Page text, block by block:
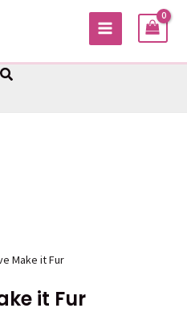
MAIN
Sök
Make it Fur
it Fur